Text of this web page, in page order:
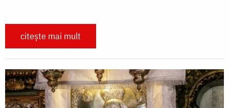
citește mai mult